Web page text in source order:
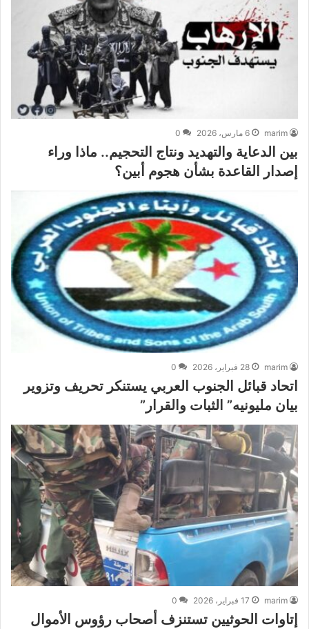
marim 6 مارس، 2026 0
بين الدعاية والتهديد ونتاج التحجيم.. ماذا وراء
إصدار القاعدة بشأن هجوم أبين؟
marim 28 فبراير، 2026 0
اتحاد قبائل الجنوب العربي يستنكر تحريف وتزوير
بيان مليونيه” الثبات والقرار”
marim 17 فبراير، 2026 0
إتاوات الحوثيين تستنزف أصحاب رؤوس الأموال